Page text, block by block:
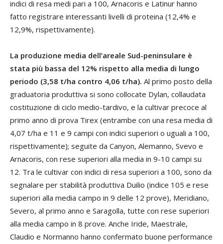
indici di resa medi pari a 100, Arnacoris e Latinur hanno
fatto registrare interessanti livelli di proteina (12,4% e
12,9%, rispettivamente).
La produzione media dell’areale Sud-peninsulare è
stata più bassa del 12% rispetto alla media di lungo
periodo (3,58 t/ha contro 4,06 t/ha). Al primo posto della
graduatoria produttiva si sono collocate Dylan, collaudata
costituzione di ciclo medio-tardivo, e la cultivar precoce al
primo anno di prova Tirex (entrambe con una resa media di
4,07 t/ha e 11 e 9 campi con indici superiori o uguali a 100,
rispettivamente); seguite da Canyon, Alemanno, Svevo e
Arnacoris, con rese superiori alla media in 9-10 campi su
12. Tra le cultivar con indici di resa superiori a 100, sono da
segnalare per stabilità produttiva Duilio (indice 105 e rese
superiori alla media campo in 9 delle 12 prove), Meridiano,
Severo, al primo anno e Saragolla, tutte con rese superiori
alla media campo in 8 prove. Anche Iride, Maestrale,
Claudio e Normanno hanno confermato buone performance